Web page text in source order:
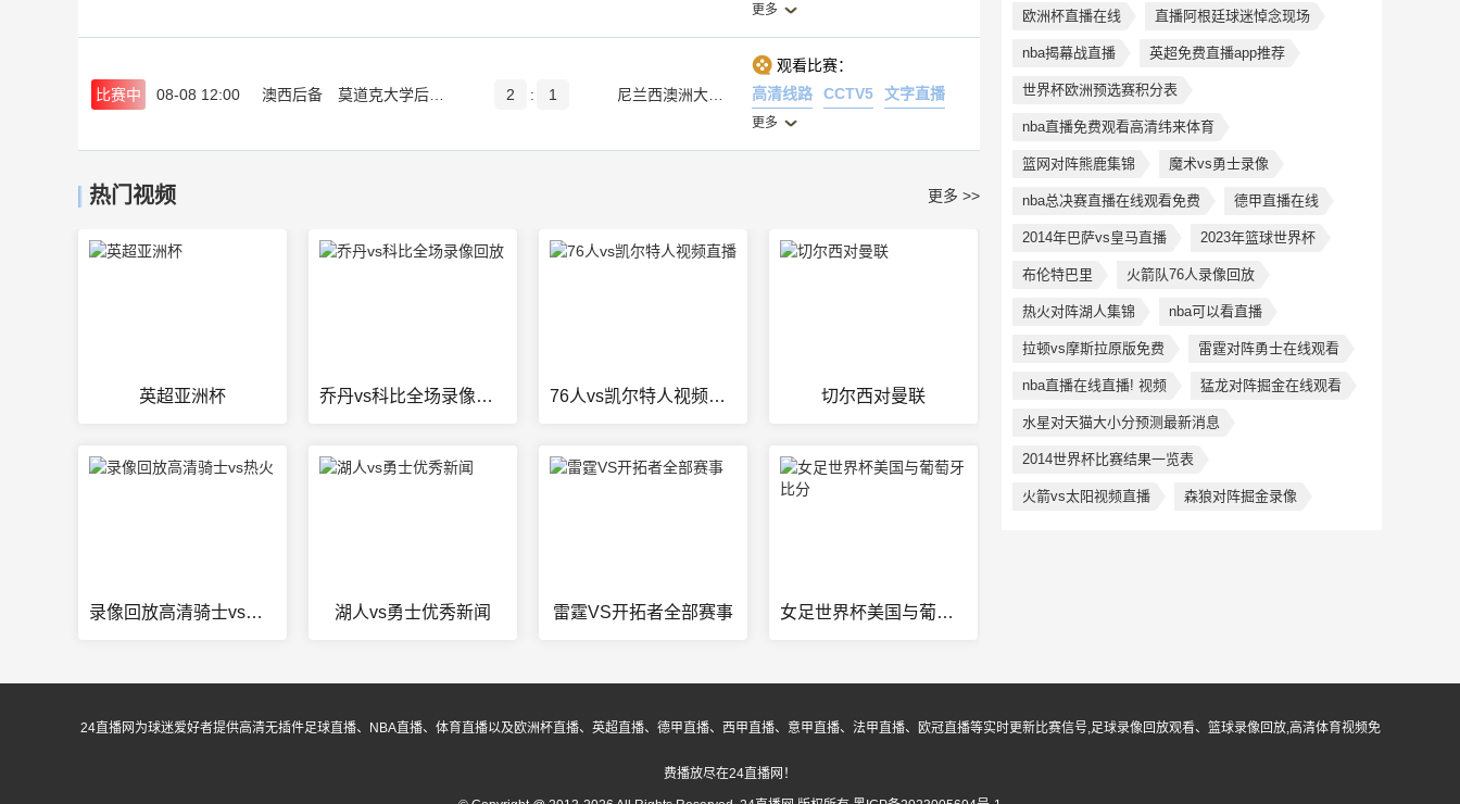
更多
比赛中 08-08 12:00 澳西后备 2 : 1
观看比赛：
高清线路
CCTV5 文字直播
更多
热门视频 更多 >>
英超亚洲杯 乔丹vs科比全场录像回放 76人vs凯尔特人视频直播 切尔西对曼联
录像回放高清骑士vs热火 湖人vs勇士优秀新闻 雷霆VS开拓者全部赛事 女足世界杯美国与葡萄牙比分
欧洲杯直播在线 直播阿根廷球迷悼念现场
nba揭幕战直播 英超免费直播app推荐
世界杯欧洲预选赛积分表
nba直播免费观看高清纬来体育
篮网对阵熊鹿集锦 魔术vs勇士录像
nba总决赛直播在线观看免费 德甲直播在线
2014年巴萨vs皇马直播 2023年篮球世界杯
布伦特巴里 火箭队76人录像回放
热火对阵湖人集锦 nba可以看直播
拉顿vs摩斯拉原版免费 雷霆对阵勇士在线观看
nba直播在线直播! 视频 猛龙对阵掘金在线观看
水星对天猫大小分预测最新消息
2014世界杯比赛结果一览表
火箭vs太阳视频直播 森狼对阵掘金录像
24直播网为球迷爱好者提供高清无插件足球直播、NBA直播、体育直播以及欧洲杯直播、英超直播、德甲直播、西甲直播、意甲直播、法甲直播、欧冠直播等实时更新比赛信号,足球录像回放观看、篮球录像回放,高清体育视频免
费播放尽在24直播网！